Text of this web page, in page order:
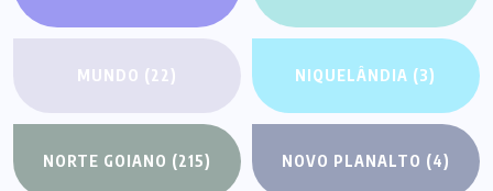
MUNDO (22) NIQUELÂNDIA (3)
NORTE GOIANO (215) NOVO PLANALTO (4)